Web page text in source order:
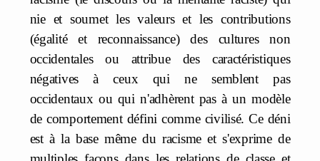
nie et soumet les valeurs et les contributions
(égalité et reconnaissance) des cultures non
occidentales ou attribue des caractéristiques
négatives à ceux qui ne semblent pas
occidentaux ou qui n'adhèrent pas à un modèle
de comportement défini comme civilisé. Ce déni
est à la base même du racisme et s'exprime de